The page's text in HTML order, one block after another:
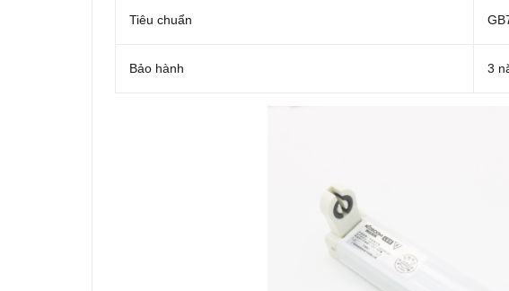
Tiêu chuẩn
Bảo hành 3